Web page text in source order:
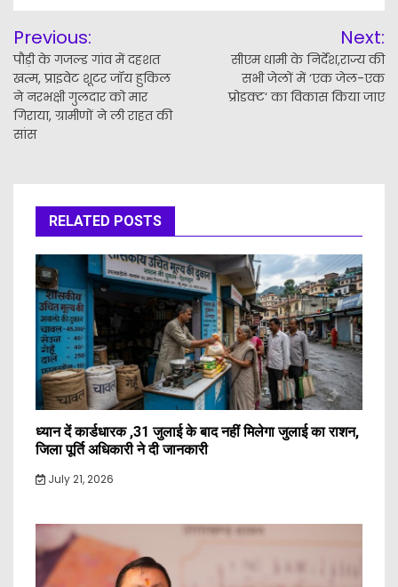
navigation
Previous:
पौड़ी के गजल्ड गांव में दहशत
खत्म, प्राइवेट शूटर जॉय हुकिल
ने नरभक्षी गुलदार को मार
गिराया, ग्रामीणों ने ली राहत की
सांस
Next:
सीएम धामी के निर्देश,राज्य की
सभी जेलों में ‘एक जेल-एक
प्रोडक्ट‘ का विकास किया जाए
RELATED POSTS
ध्यान दें कार्डधारक ,31 जुलाई के बाद नहीं मिलेगा जुलाई का राशन,
जिला पूर्ति अधिकारी ने दी जानकारी
July 21, 2026